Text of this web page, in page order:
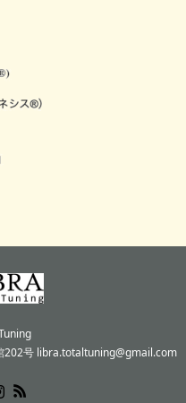
202号 libra.totaltuning@gmail.com